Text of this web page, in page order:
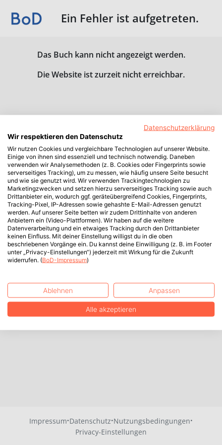
Ein Fehler ist aufgetreten.
Das Buch kann nicht angezeigt werden.
Die Website ist zurzeit nicht erreichbar.
Impressum·Datenschutz·Nutzungsbedingungen·
Privacy-Einstellungen
Datenschutzerklärung
Wir respektieren den Datenschutz
Wir nutzen Cookies und vergleichbare Technologien auf unserer Website.
Einige von ihnen sind essenziell und technisch notwendig. Daneben
verwenden wir Analysemethoden (z. B. Cookies oder Fingerprints sowie
serverseitiges Tracking), um zu messen, wie häufig unsere Seite besucht
und wie sie genutzt wird. Wir verwenden Trackingtechnologien zu
Marketingzwecken und setzen hierzu serverseitiges Tracking sowie auch
Drittanbieter ein, wodurch ggf. geräteübergreifend Cookies, Fingerprints,
Tracking-Pixel, IP-Adressen sowie gehashte E-Mail-Adressen genutzt
werden. Auf unserer Seite betten wir zudem Drittinhalte von anderen
Anbietern ein (Video-Plattformen). Wir haben auf die weitere
Datenverarbeitung und ein etwaiges Tracking durch den Drittanbieter
keinen Einfluss. Mit deiner Einstellung willigst du in die oben
beschriebenen Vorgänge ein. Du kannst deine Einwilligung (z. B. im Footer
unter „Privacy-Einstellungen“) jederzeit mit Wirkung für die Zukunft
widerrufen. (BoD-Impressum)
Ablehnen Anpassen
Alle akzeptieren